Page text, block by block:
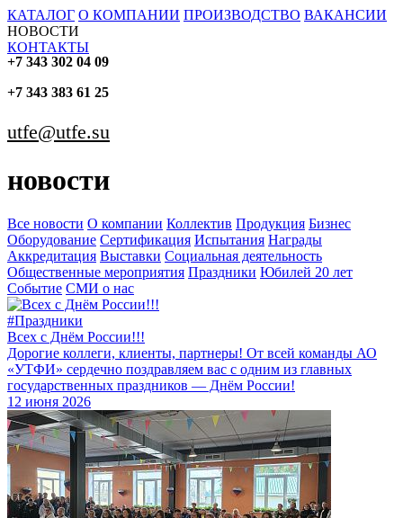
КАТАЛОГ О КОМПАНИИ ПРОИЗВОДСТВО ВАКАНСИИ
НОВОСТИ
КОНТАКТЫ
+7 343 302 04 09
+7 343 383 61 25
utfe@utfe.su
новости
Все новости О компании Коллектив Продукция Бизнес
Оборудование Сертификация Испытания Награды
Аккредитация Выставки Социальная деятельность
Общественные мероприятия Праздники Юбилей 20 лет
Событие СМИ о нас
#Праздники
Всех с Днём России!!!
Дорогие коллеги, клиенты, партнеры! От всей команды АО
«УТФИ» сердечно поздравляем вас с одним из главных
государственных праздников — Днём России!
12 июня 2026